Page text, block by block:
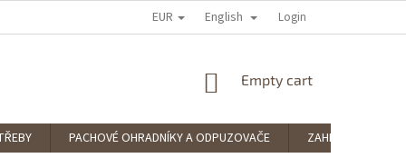
PODMÍNKY OCHRANY OSOBNÍCH ÚDAJŮ
EUR English Login
SHOPPING
Empty cart
PACHOVÉ OHRADNÍKY A ODPUZOVAČE
ZAHRADNÍ